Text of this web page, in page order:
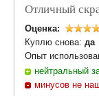
Отличный
Оценка:
Куплю снова: да
Опыт
нейтральный
минусов не